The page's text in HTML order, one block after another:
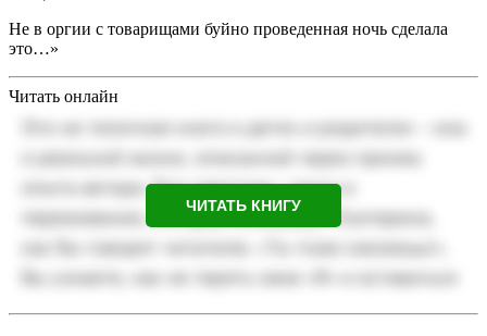
Не в оргии с товарищами буйно проведенная ночь сделала
это…»
Читать онлайн
ЧИТАТЬ КНИГУ